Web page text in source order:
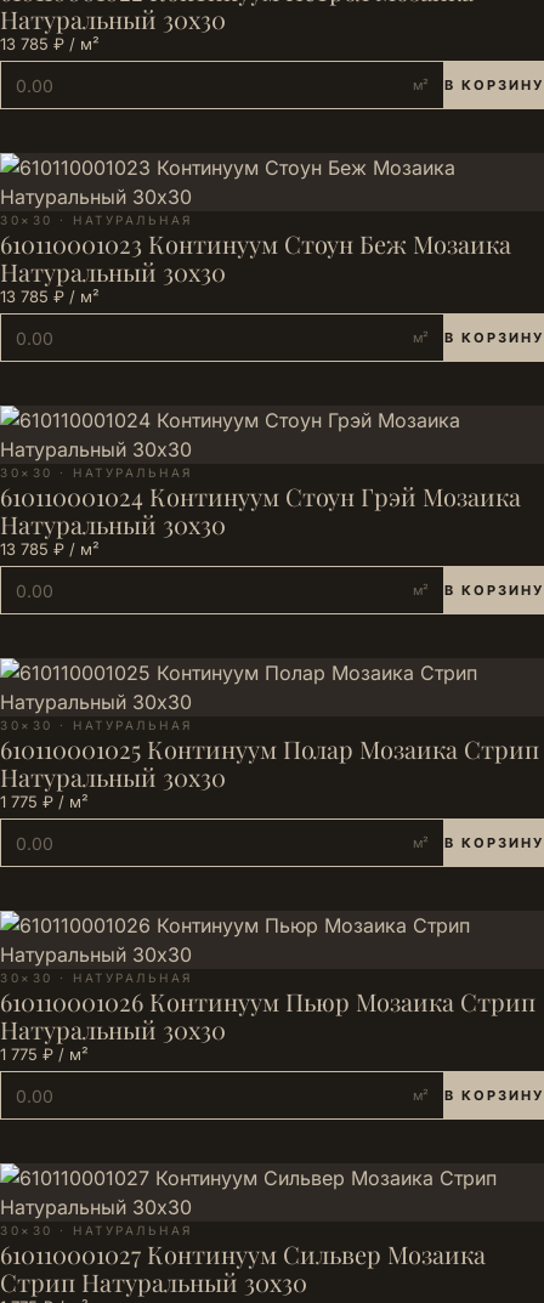
Натуральный 30х30
13 785 ₽ / м²
м² В КОРЗИНУ
30×30 · НАТУРАЛЬНАЯ
610110001023 Континуум Стоун Беж Мозаика
Натуральный 30х30
13 785 ₽ / м²
м² В КОРЗИНУ
30×30 · НАТУРАЛЬНАЯ
610110001024 Континуум Стоун Грэй Мозаика
Натуральный 30х30
13 785 ₽ / м²
м² В КОРЗИНУ
30×30 · НАТУРАЛЬНАЯ
610110001025 Континуум Полар Мозаика Стрип
Натуральный 30х30
1 775 ₽ / м²
м² В КОРЗИНУ
30×30 · НАТУРАЛЬНАЯ
610110001026 Континуум Пьюр Мозаика Стрип
Натуральный 30х30
1 775 ₽ / м²
м² В КОРЗИНУ
30×30 · НАТУРАЛЬНАЯ
610110001027 Континуум Сильвер Мозаика
Стрип Натуральный 30х30